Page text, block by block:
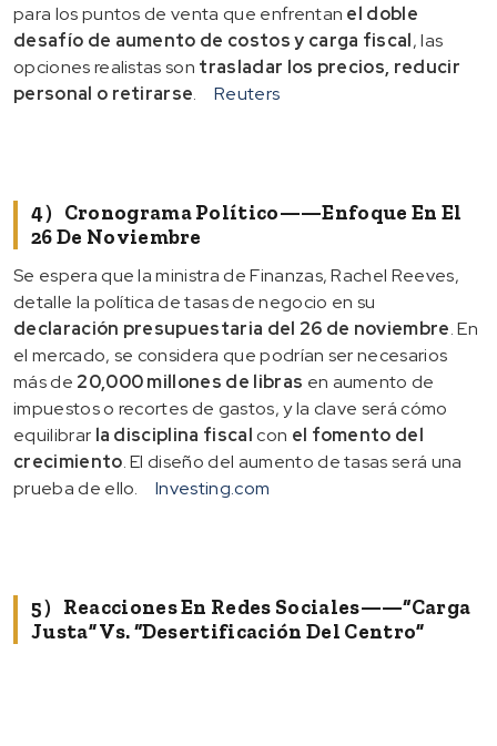
para los puntos de venta que enfrentan el doble
desafío de aumento de costos y carga fiscal, las
opciones realistas son trasladar los precios, reducir
personal o retirarse. Reuters
4）Cronograma Político——Enfoque En El
26 De Noviembre
Se espera que la ministra de Finanzas, Rachel Reeves,
detalle la política de tasas de negocio en su
declaración presupuestaria del 26 de noviembre. En
el mercado, se considera que podrían ser necesarios
más de 20,000 millones de libras en aumento de
impuestos o recortes de gastos, y la clave será cómo
equilibrar la disciplina fiscal con el fomento del
crecimiento. El diseño del aumento de tasas será una
prueba de ello.
Investing.com
5）Reacciones En Redes Sociales——“Carga
Justa” Vs. “Desertificación Del Centro”